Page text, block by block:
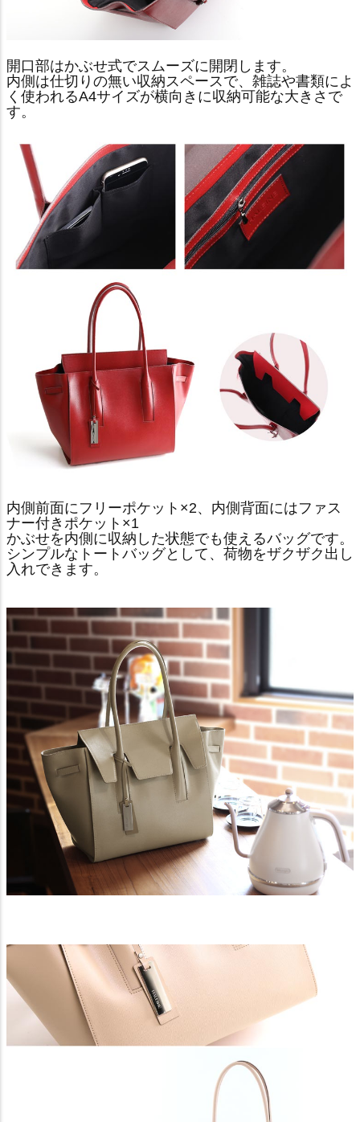
開口部はかぶせ式でスムーズに開閉します。
内側は仕切りの無い収納スペースで、雑誌や書類によ
く使われるA4サイズが横向きに収納可能な大きさで
す。
内側前面にフリーポケット×2、内側背面にはファス
ナー付きポケット×1
かぶせを内側に収納した状態でも使えるバッグです。
シンプルなトートバッグとして、荷物をザクザク出し
入れできます。